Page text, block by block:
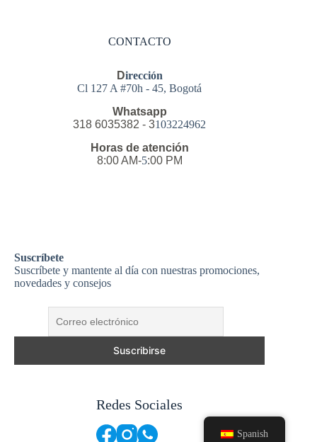
CONTACTO
Dirección
Cl 127 A #70h - 45, Bogotá
Whatsapp
318 6035382 - 3103224962
Horas de atención
8:00 AM-5:00 PM
Suscríbete
Suscríbete y mantente al día con nuestras promociones,
novedades y consejos
Redes Sociales
Spanish